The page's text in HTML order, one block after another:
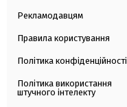
Рекламодавцям
Правила користування
Політика конфіденційності
Політика використання
штучного інтелекту